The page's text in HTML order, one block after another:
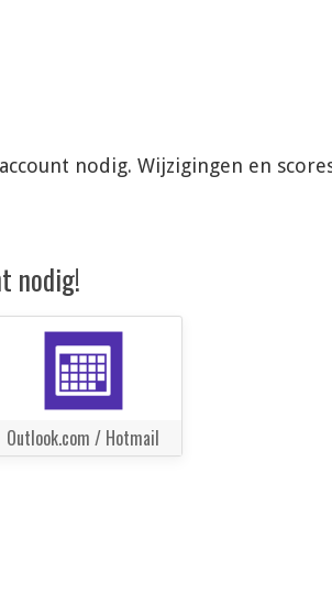
nodig. Wijzigingen en
nodig!
Outlook.com / Hotmail